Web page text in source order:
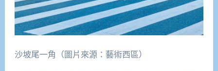
沙坡尾一角（圖片來源：藝術西區）